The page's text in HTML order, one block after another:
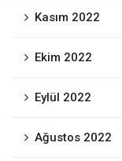
Kasım 2022
Ekim 2022
Eylül 2022
Ağustos 2022